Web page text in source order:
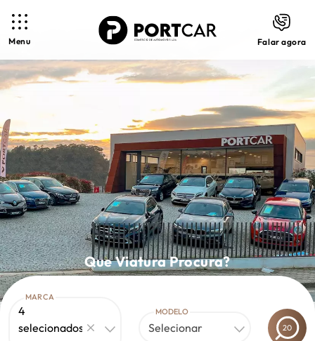
Menu Falar agora
Que Viatura Procura?
MARCA
4
selecionados
MODELO
Selecionar 20